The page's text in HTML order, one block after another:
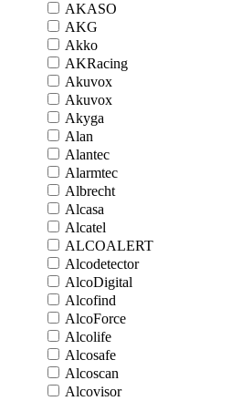
AKASO
AKG
Akko
AKRacing
Akuvox
Akuvox
Akyga
Alan
Alantec
Alarmtec
Albrecht
Alcasa
Alcatel
ALCOALERT
Alcodetector
AlcoDigital
Alcofind
AlcoForce
Alcolife
Alcosafe
Alcoscan
Alcovisor